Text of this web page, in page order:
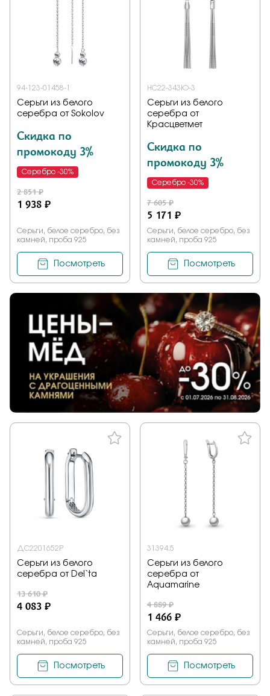
94-123-01458-1
Серьги из белого
серебра от Sokolov
Скидка по
промокоду 3%
Серебро -30%
2 851 ₽
1 938 ₽
Серьги, белое серебро, без
камней, проба 925
Посмотреть
НС22-343Ю-3
Серьги из белого
серебра от
Красцветмет
Скидка по
промокоду 3%
Серебро -30%
7 605 ₽
5 171 ₽
Серьги, белое серебро, без
камней, проба 925
Посмотреть
ДС2201652Р
Серьги из белого
серебра от Del`ta
13 610 ₽
4 083 ₽
Серьги, белое серебро, без
камней, проба 925
Посмотреть
31394.5
Серьги из белого
серебра от
Aquamarine
4 889 ₽
1 466 ₽
Серьги, белое серебро, без
камней, проба 925
Посмотреть
Заказать
политики конфиденциальности
Отправить